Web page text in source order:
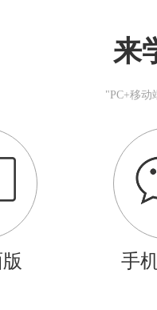
来
"PC+移动
手